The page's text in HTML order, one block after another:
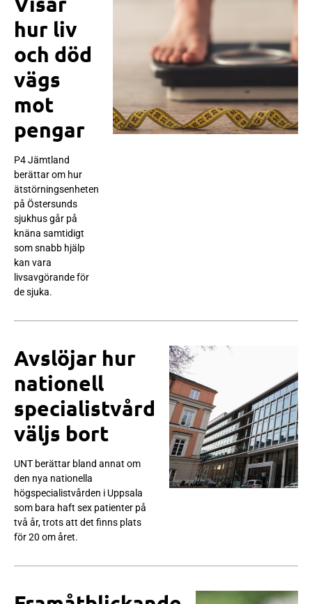
hur liv
och död
vägs
mot
pengar
P4 Jämtland
berättar om hur
ätstörningsenheten
på Östersunds
sjukhus går på
knäna samtidigt
som snabb hjälp
kan vara
livsavgörande för
de sjuka.
Avslöjar hur
nationell
specialistvård
väljs bort
UNT berättar bland annat om
den nya nationella
högspecialistvården i Uppsala
som bara haft sex patienter på
två år, trots att det finns plats
för 20 om året.